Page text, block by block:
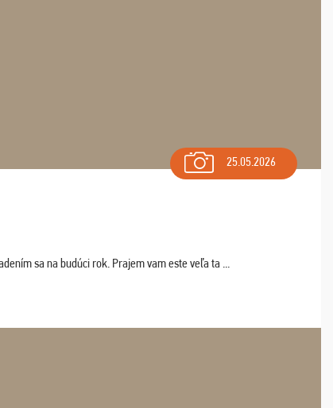
25.05.2026
sa na budúci rok. Prajem vam este veľa ta ...